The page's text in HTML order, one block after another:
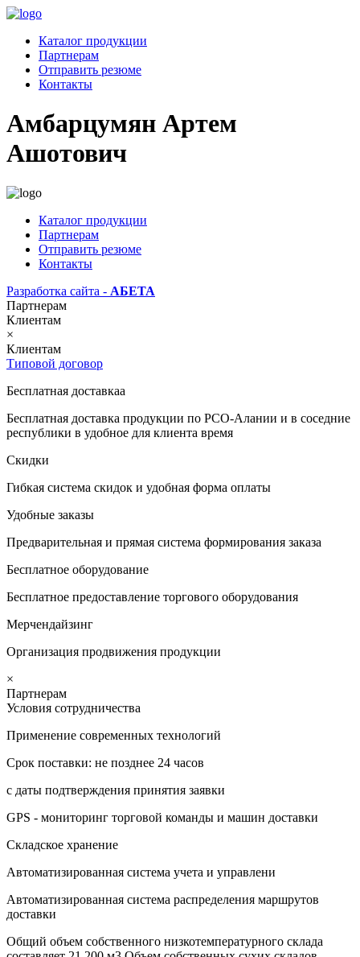
Каталог продукции
Партнерам
Отправить резюме
Контакты
Амбарцумян Артем
Ашотович
Каталог продукции
Партнерам
Отправить резюме
Контакты
Разработка сайта - АБЕТА
Партнерам
Клиентам
×
Клиентам
Типовой договор
Бесплатная доставкаа
Бесплатная доставка продукции по РСО-Алании и в соседние
республики в удобное для клиента время
Скидки
Гибкая система скидок и удобная форма оплаты
Удобные заказы
Предварительная и прямая система формирования заказа
Бесплатное оборудование
Бесплатное предоставление торгового оборудования
Мерчендайзинг
Организация продвижения продукции
×
Партнерам
Условия сотрудничества
Применение современных технологий
Срок поставки: не позднее 24 часов
с даты подтверждения принятия заявки
GPS - мониторинг торговой команды и машин доставки
Складское хранение
Автоматизированная система учета и управлени
Автоматизированная система распределения маршрутов
доставки
Общий объем собственного низкотемпературного склада